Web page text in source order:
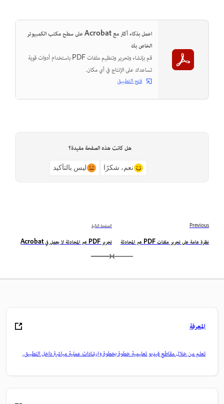
اعمل بذكاء أكثر مع Acrobat على سطح مكتب الكمبيوتر
الخاص بك
قم بإنشاء وتحرير وتنظيم ملفات PDF باستخدام أدوات قوية
تساعدك على الإنتاج في أي مكان.
فتح التطبيق
هل كانت هذه الصفحة مفيدة؟
نعم، شكرًا ليس بالتأكيد
Previous
نظرة عامة على تحرير ملفات PDF عبر المحادثة
الصفحة التالية
تحرير PDF عبر المحادثة لا يعمل في Acrobat
المعرفة
تعلم من خلال مقاطع فيديو تعليمية خطوة بخطوة وإرشادات عملية مباشرة داخل التطبيق.